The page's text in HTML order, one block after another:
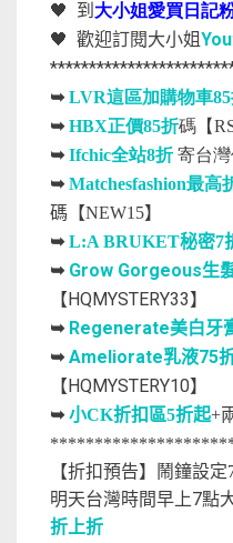
🖤 到 大小姐愛買日記
🖤 歡迎訂閱大小姐
➥LVR這區加購物車
➥HBX正價85折碼【
➥Ifchic全站8折寄台灣
➥Matchesfashion最高
碼【NEW15】
➥L:A BRUKET秘密7
➥ Grow Gorgeous生
【HQMYSTERY33】
➥ Regenerate美白牙
➥Ameliorate乳液75
【HQMYSTERY10】
➥小CK折扣區5折起+
【折扣預告】鬧鐘設定
明天台灣時間早上7點
折上折